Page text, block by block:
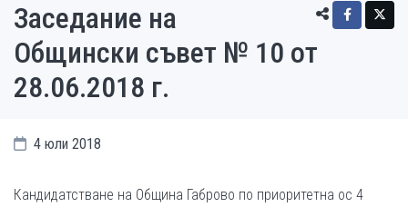
Заседание на
Общински съвет № 10 от
28.06.2018 г.
4 юли 2018
Кандидатстване на Община Габрово по приоритетна ос 4